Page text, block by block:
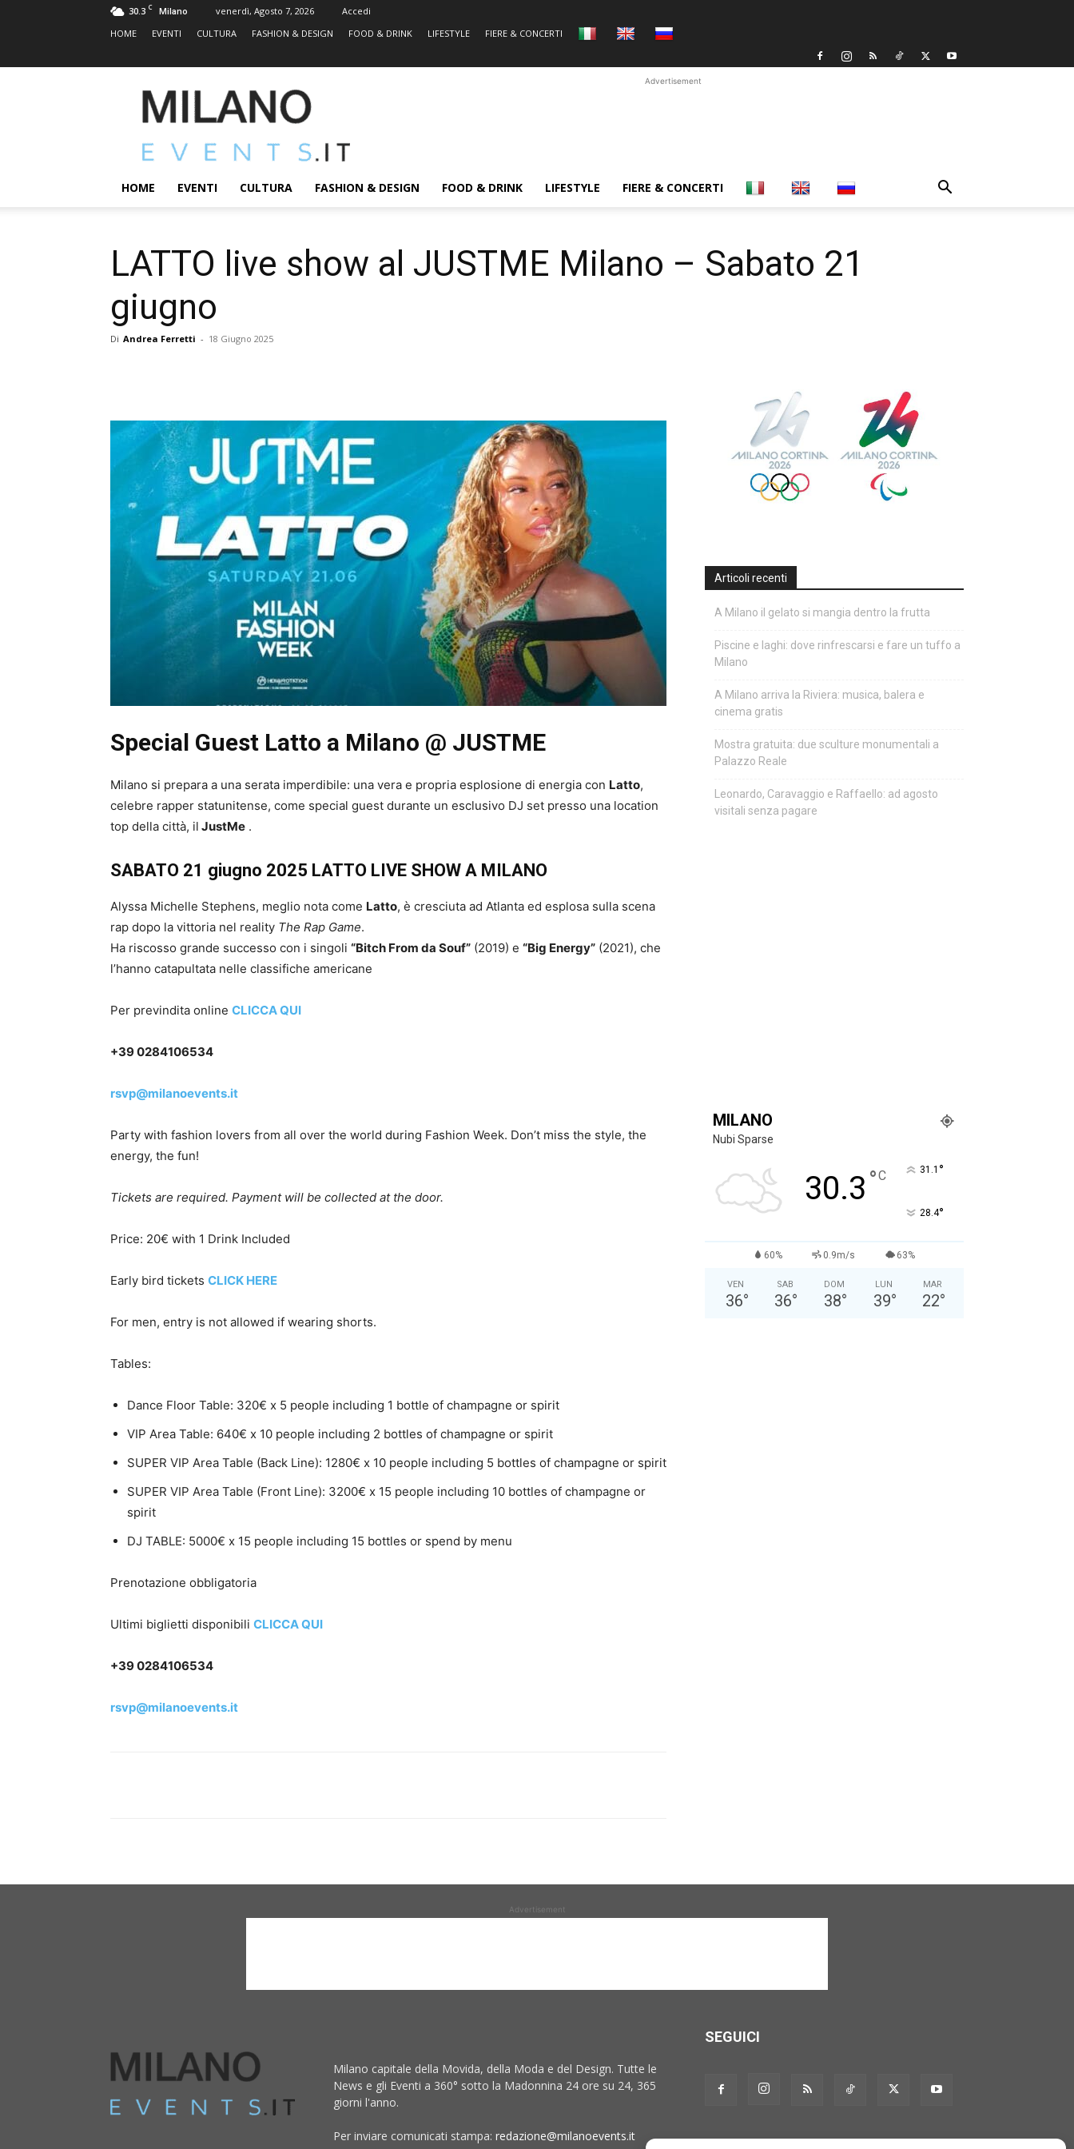
30.3 C Milano venerdì, Agosto 7, 2026
Accedi
HOME
EVENTI CULTURA FASHION & DESIGN FOOD & DRINK LIFESTYLE FIERE & CONCERTI
MILANOEVENTS.IT
|
2.0
ed
Eventi
Advertisement
HOME EVENTI CULTURA FASHION & DESIGN FOOD & DRINK LIFESTYLE FIERE & CONCERTI
LATTO live show al JUSTME Milano – Sabato 21
giugno
Di Andrea Ferretti - 18 Giugno 2025
Special Guest Latto a Milano @ JUSTME
Milano si prepara a una serata imperdibile: una vera e propria esplosione di energia con Latto,
celebre rapper statunitense, come special guest durante un esclusivo DJ set presso una location
top della città, il JustMe .
SABATO 21 giugno 2025 LATTO LIVE SHOW A MILANO
Alyssa Michelle Stephens, meglio nota come Latto, è cresciuta ad Atlanta ed esplosa sulla scena
rap dopo la vittoria nel reality The Rap Game.
Ha riscosso grande successo con i singoli “Bitch From da Souf” (2019) e “Big Energy” (2021), che
l’hanno catapultata nelle classifiche americane
Per previndita online CLICCA QUI
+39 0284106534
rsvp@milanoevents.it
Party with fashion lovers from all over the world during Fashion Week. Don’t miss the style, the
energy, the fun!
Tickets are required. Payment will be collected at the door.
Price: 20€ with 1 Drink Included
Early bird tickets CLICK HERE
For men, entry is not allowed if wearing shorts.
Tables:
Dance Floor Table: 320€ x 5 people including 1 bottle of champagne or spirit
VIP Area Table: 640€ x 10 people including 2 bottles of champagne or spirit
SUPER VIP Area Table (Back Line): 1280€ x 10 people including 5 bottles of champagne or spirit
SUPER VIP Area Table (Front Line): 3200€ x 15 people including 10 bottles of champagne or
spirit
DJ TABLE: 5000€ x 15 people including 15 bottles or spend by menu
Prenotazione obbligatoria
Ultimi biglietti disponibili CLICCA QUI
+39 0284106534
rsvp@milanoevents.it
Articoli recenti
A Milano il gelato si mangia dentro la frutta
Piscine e laghi: dove rinfrescarsi e fare un tuffo a
Milano
A Milano arriva la Riviera: musica, balera e
cinema gratis
Mostra gratuita: due sculture monumentali a
Palazzo Reale
Leonardo, Caravaggio e Raffaello: ad agosto
visitali senza pagare
MILANO
Nubi Sparse
30.3 °C 31.1 °
28.4°
60% 0.9m/s 63%
VEN
36°
SAB
36°
DOM
38°
LUN
39°
MAR
22°
Advertisement
Milano capitale della Movida, della Moda e del Design. Tutte le
News e gli Eventi a 360° sotto la Madonnina 24 ore su 24, 365
giorni l'anno.
Per inviare comunicati stampa: redazione@milanoevents.it
SEGUICI